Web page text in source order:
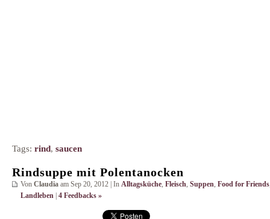
Tags: rind, saucen
Rindsuppe mit Polentanocken
Von Claudia am Sep 20, 2012 | In Alltagsküche Fleisch Suppen Food for Friends
Landleben | 4 Feedbacks »